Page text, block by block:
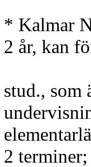
* Kalmar
2 år, kan
stud.,
2 terminer;